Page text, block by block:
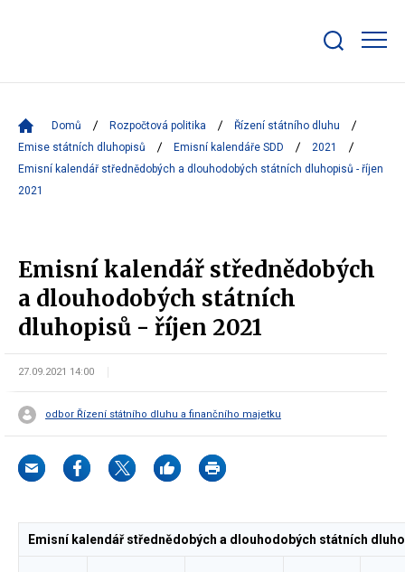
bar
Domů Rozpočtová politika
Řízení státního dluhu
Emise státních dluhopisů
Emisní kalendáře SDD
2021
Emisní kalendář střednědobých a dlouhodobých státních dluhopisů - říjen
2021
Emisní kalendář střednědobých
a dlouhodobých státních
dluhopisů - říjen 2021
27.09.2021 14:00
odbor Řízení státního dluhu a finančního majetku
Emisní kalendář střednědobých a dlouhodobých státních